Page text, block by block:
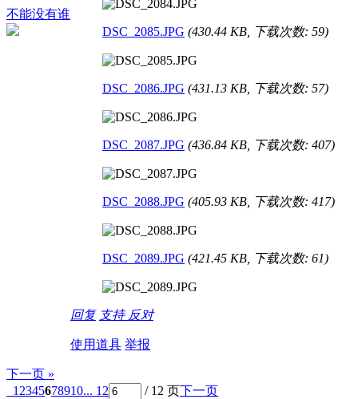
不能没有谁
DSC_2085.JPG (430.44 KB, 下载次数: 59)
DSC_2086.JPG (431.13 KB, 下载次数: 57)
DSC_2087.JPG (436.84 KB, 下载次数: 407)
DSC_2088.JPG (405.93 KB, 下载次数: 417)
DSC_2089.JPG (421.45 KB, 下载次数: 61)
回复 支持 反对
使用道具 举报
下一页 »
1 2345678910... 12 / 12 页下一页